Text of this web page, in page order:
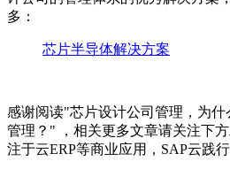
多：
芯片半导体解决方案
感谢阅读"芯片设计公司管理，为
管理？" ，相关更多文章请关注下
注于云ERP等商业应用，SAP云践行